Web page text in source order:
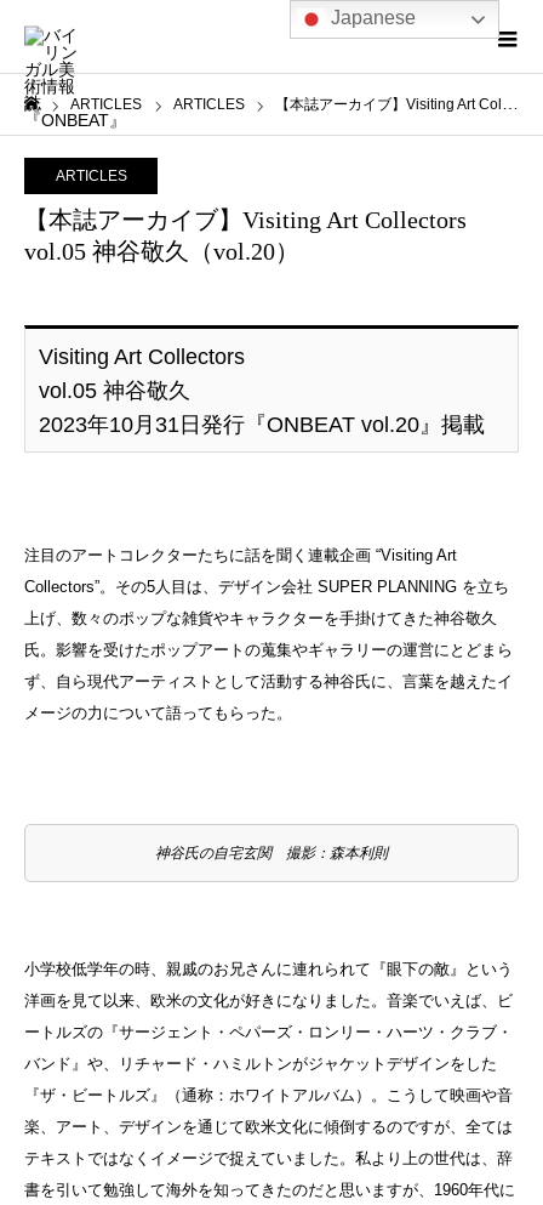
ーム
ARTICLES ARTICLES 【本誌アーカイブ】Visiting Art Collectors vol.05 神谷敬久（vol.20）
ARTICLES
【本誌アーカイブ】Visiting Art Collectors
vol.05 神谷敬久（vol.20）
Visiting Art Collectors
vol.05 神谷敬久
2023年10月31日発行『ONBEAT vol.20』掲載
注目のアートコレクターたちに話を聞く連載企画 “Visiting Art
Collectors”。その5人目は、デザイン会社 SUPER PLANNING を立ち
上げ、数々のポップな雑貨やキャラクターを手掛けてきた神谷敬久
氏。影響を受けたポップアートの蒐集やギャラリーの運営にとどまら
ず、自ら現代アーティストとして活動する神谷氏に、言葉を越えたイ
メージの力について語ってもらった。
神谷氏の自宅玄関 撮影：森本利則
小学校低学年の時、親戚のお兄さんに連れられて『眼下の敵』という
洋画を見て以来、欧米の文化が好きになりました。音楽でいえば、ビ
ートルズの『サージェント・ペパーズ・ロンリー・ハーツ・クラブ・
バンド』や、リチャード・ハミルトンがジャケットデザインをした
『ザ・ビートルズ』（通称：ホワイトアルバム）。こうして映画や音
楽、アート、デザインを通じて欧米文化に傾倒するのですが、全ては
テキストではなくイメージで捉えていました。私より上の世代は、辞
書を引いて勉強して海外を知ってきたのだと思いますが、1960年代に
Japanese